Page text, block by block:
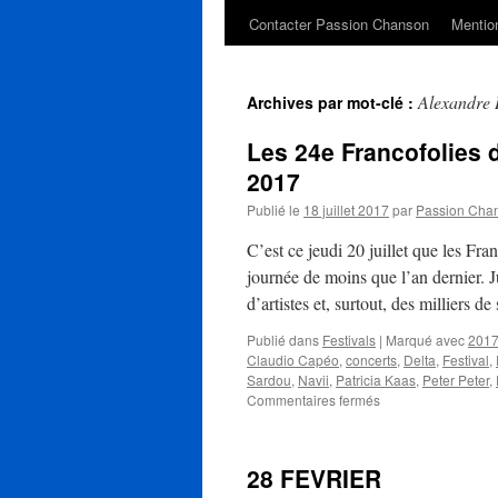
Contacter Passion Chanson
Archives par mot-clé :Alexandre
Les 24e Francofolies
2017
Publié le 18 juillet 2017par Passion
C’est ce jeudi 20 juillet que les
journée de moins que l’an dernier.
d’artistes et, surtout, des milliers
Publié dans Festivals | Marqué avec2017
Claudio Capéo, concerts, Delta, Festival,
Sardou, Navii, Patricia Kaas, Peter Peter,
Commentaires ferméssur
de
28 FEVRIER